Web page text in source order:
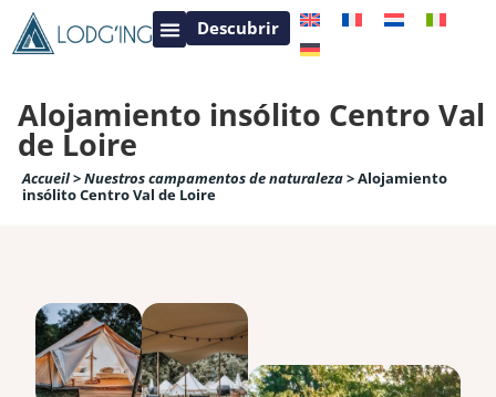
Descubrir
Alojamiento insólito Centro Val
de Loire
Accueil>Nuestros campamentos de naturaleza>Alojamiento
insólito Centro Val de Loire